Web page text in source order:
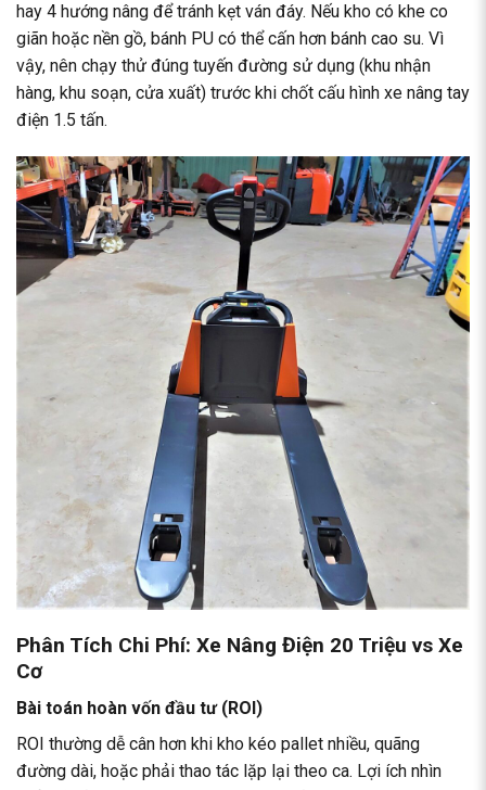
hay 4 hướng nâng để tránh kẹt ván đáy. Nếu kho có khe co
giãn hoặc nền gồ, bánh PU có thể cấn hơn bánh cao su. Vì
vậy, nên chạy thử đúng tuyến đường sử dụng (khu nhận
hàng, khu soạn, cửa xuất) trước khi chốt cấu hình xe nâng tay
điện 1.5 tấn.
Phân Tích Chi Phí: Xe Nâng Điện 20 Triệu vs Xe
Cơ
Bài toán hoàn vốn đầu tư (ROI)
ROI thường dễ cân hơn khi kho kéo pallet nhiều, quãng
đường dài, hoặc phải thao tác lặp lại theo ca. Lợi ích nhìn